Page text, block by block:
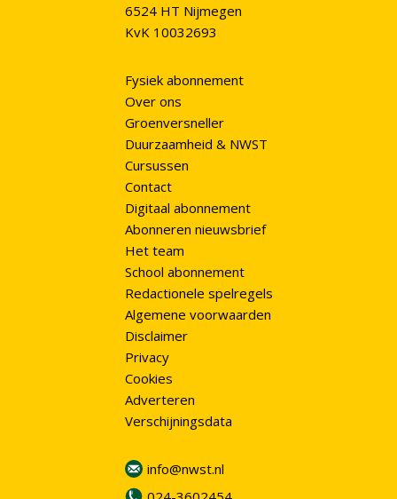
6524 HT Nijmegen
KvK 10032693
Fysiek abonnement
Over ons
Groenversneller
Duurzaamheid & NWST
Cursussen
Contact
Digitaal abonnement
Abonneren nieuwsbrief
Het team
School abonnement
Redactionele spelregels
Algemene voorwaarden
Disclaimer
Privacy
Cookies
Adverteren
Verschijningsdata
info@nwst.nl